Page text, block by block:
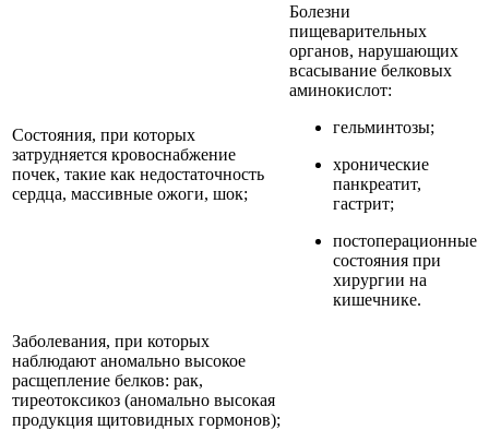
Состояния, при которых
затрудняется кровоснабжение
почек, такие как недостаточность
сердца, массивные ожоги, шок;
Болезни
пищеварительных
органов, нарушающих
всасывание белковых
аминокислот:
гельминтозы;
хронические
панкреатит,
гастрит;
постоперационные
состояния при
хирургии на
кишечнике.
Заболевания, при которых
наблюдают аномально высокое
расщепление белков: рак,
тиреотоксикоз (аномально высокая
продукция щитовидных гормонов);